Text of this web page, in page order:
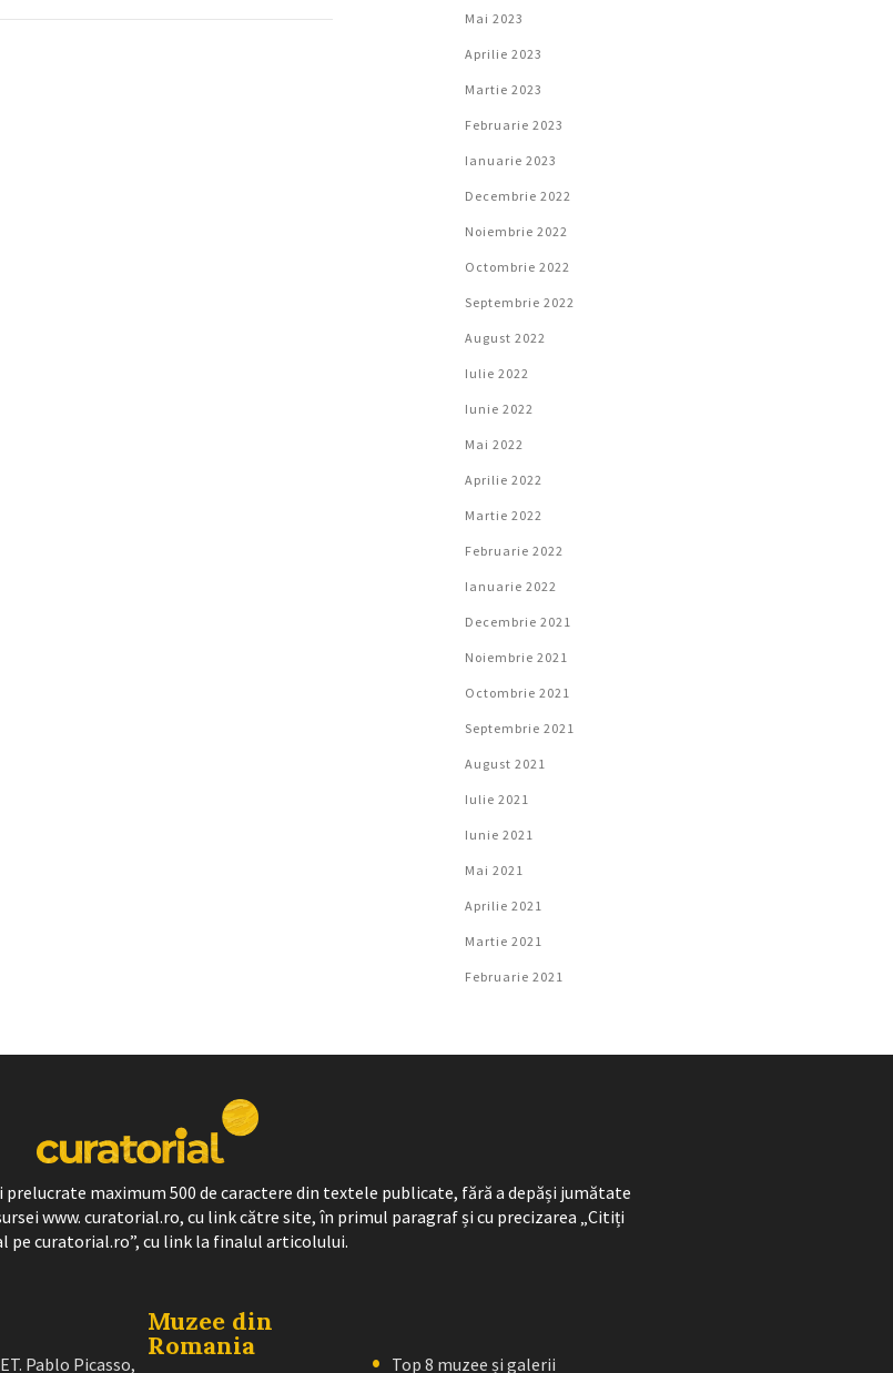
Mai 2023
Aprilie 2023
Martie 2023
Februarie 2023
Ianuarie 2023
Decembrie 2022
Noiembrie 2022
Octombrie 2022
Septembrie 2022
August 2022
Iulie 2022
Iunie 2022
Mai 2022
Aprilie 2022
Martie 2022
Februarie 2022
Ianuarie 2022
Decembrie 2021
Noiembrie 2021
Octombrie 2021
Septembrie 2021
August 2021
Iulie 2021
Iunie 2021
Mai 2021
Aprilie 2021
Martie 2021
Februarie 2021
maximum 500 de caractere din textele publicate, fără a depăși jumătate
www. curatorial.ro, cu link către site, în primul paragraf și cu precizarea „Citiți
pe curatorial.ro”, cu link la finalul articolului.
Pablo Picasso,
Muzee din
Romania
Top 8 muzee și galerii